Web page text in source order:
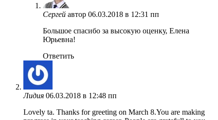
Сергей автор 06.03.2018 в 12:31 пп
Большое спасибо за высокую оценку, Елена
Юрьевна!
Ответить
Лидия 06.03.2018 в 12:48 пп
Lovely ta. Thanks for greeting on March 8.You are making